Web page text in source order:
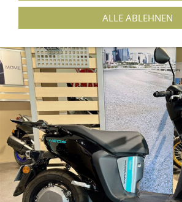
YAMAHA NEO`S DUAL
(3,1 PS)
ALLE ABLEHNEN